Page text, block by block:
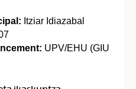
Itziar Idiazabal
UPV/EHU (GIU